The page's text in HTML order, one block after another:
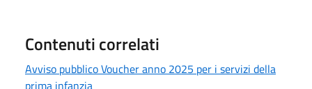
Contenuti correlati
Avviso pubblico Voucher anno 2025 per i servizi della
prima infanzia